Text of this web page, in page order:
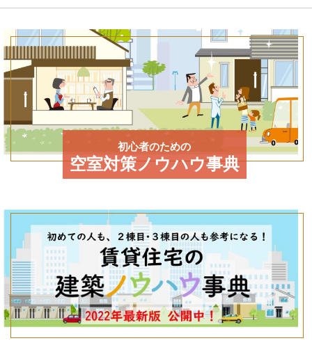
初心者のための
空室対策ノウハウ事典